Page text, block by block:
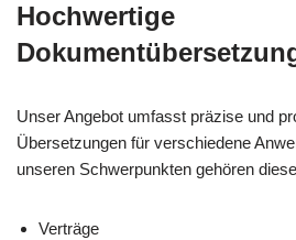
Hochwertige
Unser Angebot umfasst präzise und
Übersetzungen für verschiedene
unseren Schwerpunkten gehören
Verträge